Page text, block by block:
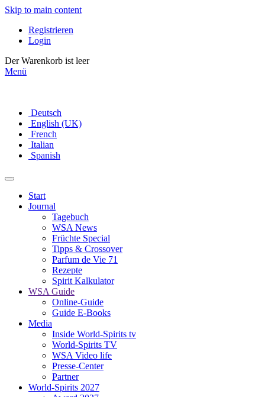
Skip to main content
Registrieren
Login
Der Warenkorb ist leer
Menü
Deutsch
English (UK)
French
Italian
Spanish
Start
Journal
Tagebuch
WSA News
Früchte Special
Tipps & Crossover
Parfum de Vie 71
Rezepte
Spirit Kalkulator
WSA Guide
Online-Guide
Guide E-Books
Media
Inside World-Spirits tv
World-Spirits TV
WSA Video life
Presse-Center
Partner
World-Spirits 2027